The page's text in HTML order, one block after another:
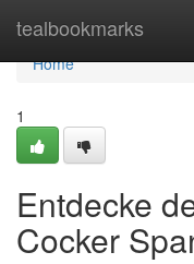
tealbookmarks
Home
Home
1
Entdecke
Cocker